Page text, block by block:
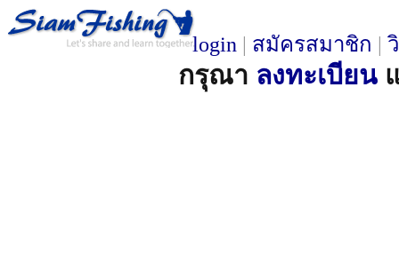
login | สมัครสมาชิก |
กรุณา ลงทะเบียน